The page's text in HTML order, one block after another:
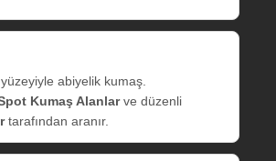
abiyelik kumaş.
Kumaş Alanlarve düzenli
tarafından aranır.